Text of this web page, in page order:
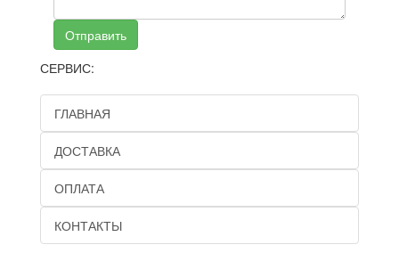
Отправить
СЕРВИС:
ГЛАВНАЯ
ДОСТАВКА
ОПЛАТА
КОНТАКТЫ